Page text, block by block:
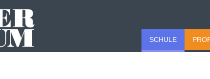
SCHULE